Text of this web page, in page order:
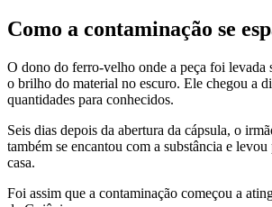
Como a contaminação se
O dono do ferro-velho onde a peça foi levada
o brilho do material no escuro. Ele chegou a
quantidades para conhecidos.
Seis dias depois da abertura da cápsula, o
também se encantou com a substância e
casa.
Foi assim que a contaminação começou a